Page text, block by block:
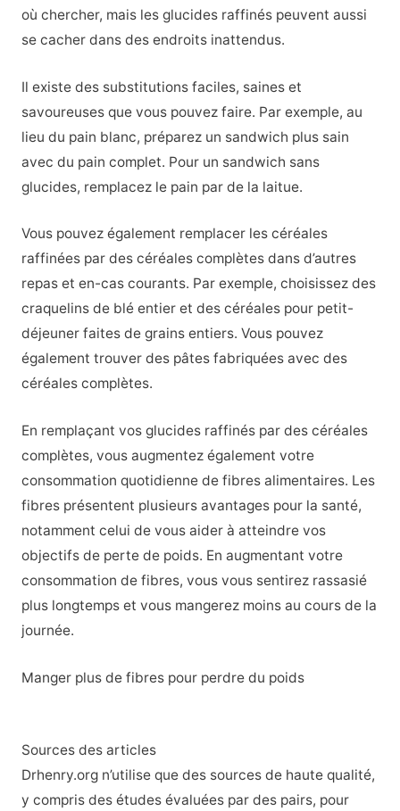
où chercher, mais les glucides raffinés peuvent aussi
se cacher dans des endroits inattendus.
Il existe des substitutions faciles, saines et
savoureuses que vous pouvez faire. Par exemple, au
lieu du pain blanc, préparez un sandwich plus sain
avec du pain complet. Pour un sandwich sans
glucides, remplacez le pain par de la laitue.
Vous pouvez également remplacer les céréales
raffinées par des céréales complètes dans d’autres
repas et en-cas courants. Par exemple, choisissez des
craquelins de blé entier et des céréales pour petit-
déjeuner faites de grains entiers. Vous pouvez
également trouver des pâtes fabriquées avec des
céréales complètes.
En remplaçant vos glucides raffinés par des céréales
complètes, vous augmentez également votre
consommation quotidienne de fibres alimentaires. Les
fibres présentent plusieurs avantages pour la santé,
notamment celui de vous aider à atteindre vos
objectifs de perte de poids. En augmentant votre
consommation de fibres, vous vous sentirez rassasié
plus longtemps et vous mangerez moins au cours de la
journée.
Manger plus de fibres pour perdre du poids
Sources des articles
Drhenry.org n’utilise que des sources de haute qualité,
y compris des études évaluées par des pairs, pour